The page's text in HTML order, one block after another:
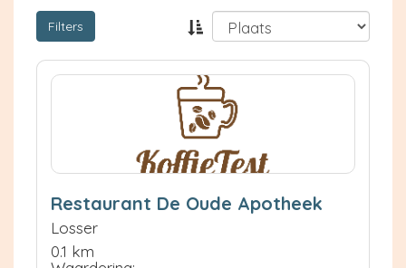
Filters
Restaurant De Oude Apotheek
Losser
0.1 km